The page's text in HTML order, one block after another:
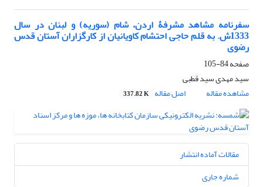
سفرنامه مشاهد مشرفۀ اردن، شام (سوریه) و لبنان در سال
1333ش. به قلم حاجی احتشام کاویانیان از کارگزاران آستان قدس
رضوی
صفحه84-105
سید مهدی سید قطبی
مشاهده مقاله
اصل مقاله 337.82 K
مقالات آماده انتشار
شماره جاری